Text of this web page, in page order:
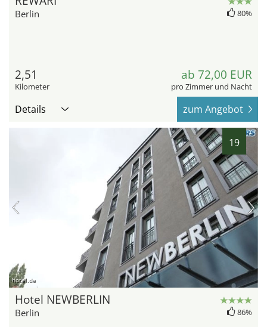
Berlin 80%
2,51
Kilometer
ab 72,00 EUR
pro Zimmer und Nacht
Details zum Angebot
19
hotel.de
Hotel NEWBERLIN
Berlin 86%